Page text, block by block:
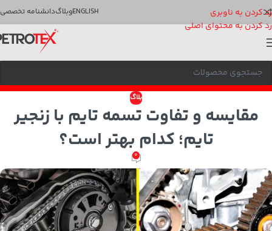
رد کردن به ناوبری
رد کردن به محتوای اصلی
ENGLISHوبلاگدانشنامه تخصصی
بلاگ
مقایسه و تفاوت تسمه تایم با زنجیر
تایم؛ کدام بهتر است؟
0